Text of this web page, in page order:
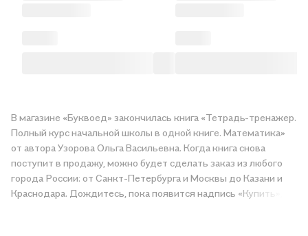
В магазине «Буквоед» закончилась книга «Тетрадь-тренажер.
Полный курс начальной школы в одной книге. Математика»
от автора Узорова Ольга Васильевна. Когда книга снова
поступит в продажу, можно будет сделать заказ из любого
города России: от Санкт-Петербурга и Москвы до Казани и
Краснодара. Дождитесь, пока появится надпись «Купить»,